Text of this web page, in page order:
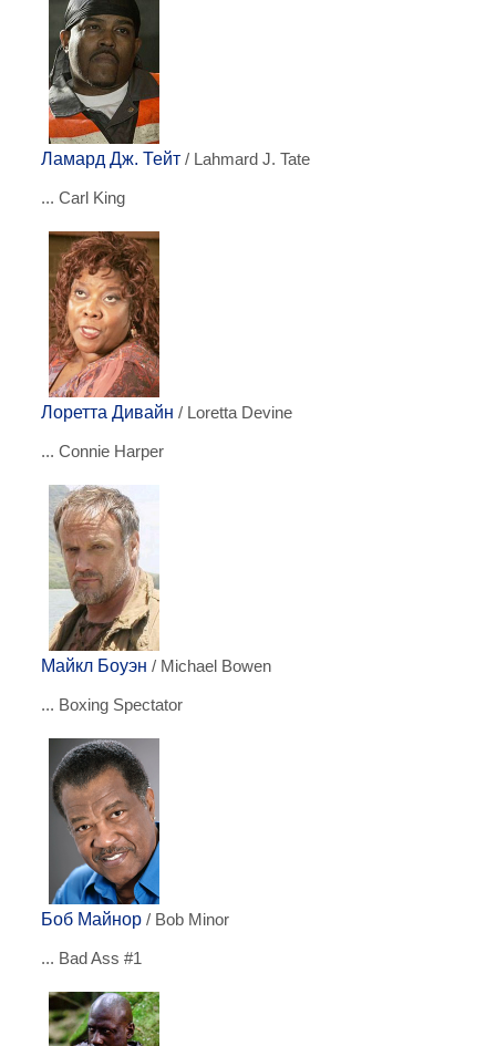
Ламард Дж. Тейт / Lahmard J. Tate
... Carl King
Лоретта Дивайн / Loretta Devine
... Connie Harper
Майкл Боуэн / Michael Bowen
... Boxing Spectator
Боб Майнор / Bob Minor
... Bad Ass #1